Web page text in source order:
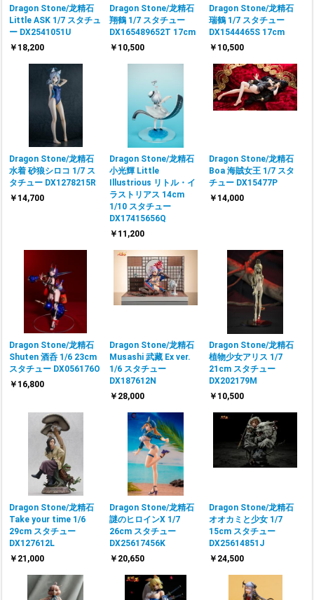
Dragon Stone/龙精石
Little ASK 1/7 スタチュ
ー DX2541051U
￥18,200
Dragon Stone/龙精石
翔鶴 1/7 スタチュー
DX165489652T 17cm
￥10,500
Dragon Stone/龙精石
瑞鶴 1/7 スタチュー
DX1544465S 17cm
￥10,500
Dragon Stone/龙精石
水着 砂狼シロコ 1/7 ス
タチュー DX1278215R
￥14,700
Dragon Stone/龙精石
小光輝 Little
Illustrious リトル・イ
ラストリアス 14cm
1/10 スタチュー
DX17415656Q
￥11,200
Dragon Stone/龙精石
Boa 海賊女王 1/7 スタ
チュー DX15477P
￥14,000
Dragon Stone/龙精石
Shuten 酒呑 1/6 23cm
スタチュー DX056176O
￥16,800
Dragon Stone/龙精石
Musashi 武藏 Ex ver.
1/6 スタチュー
DX187612N
￥28,000
Dragon Stone/龙精石
植物少女アリス 1/7
21cm スタチュー
DX202179M
￥10,500
Dragon Stone/龙精石
Take your time 1/6
29cm スタチュー
DX127612L
￥21,000
Dragon Stone/龙精石
謎のヒロインX 1/7
26cm スタチュー
DX25617456K
￥20,650
Dragon Stone/龙精石
オオカミと少女 1/7
15cm スタチュー
DX25614851J
￥24,500